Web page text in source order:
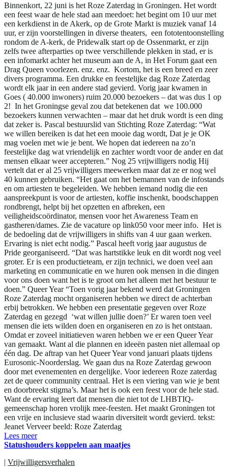
Binnenkort, 22 juni is het Roze Zaterdag in Groningen. Het wordt
een feest waar de hele stad aan meedoet: het begint om 10 uur met
een kerkdienst in de Akerk, op de Grote Markt is muziek vanaf 14
uur, er zijn voorstellingen in diverse theaters, een fototentoonstelling
rondom de A-kerk, de Pridewalk start op de Ossenmarkt, er zijn
zelfs twee afterparties op twee verschillende plekken in stad, er is
een infomarkt achter het museum aan de A, in Het Forum gaat een
Drag Queen voorlezen. enz. enz. Kortom, het is een breed en zeer
divers programma. Een drukke en feestelijke dag Roze Zaterdag
wordt elk jaar in een andere stad gevierd. Vorig jaar kwamen in
Goes ( 40.000 inwoners) ruim 20.000 bezoekers – dat was dus 1 op
2! In het Groningse geval zou dat betekenen dat we 100.000
bezoekers kunnen verwachten – maar dat het druk wordt is een ding
dat zeker is. Pascal bestuurslid van Stichting Roze Zaterdag: “Wat
we willen bereiken is dat het een mooie dag wordt, Dat je je OK
mag voelen met wie je bent. We hopen dat iedereen na zo’n
feestelijke dag wat vriendelijk en zachter wordt voor de ander en dat
mensen elkaar weer accepteren.” Nog 25 vrijwilligers nodig Hij
vertelt dat er al 25 vrijwilligers meewerken maar dat ze er nog wel
40 kunnen gebruiken. “Het gaat om het bemannen van de infostands
en om artiesten te begeleiden. We hebben iemand nodig die een
aanspreekpunt is voor de artiesten, koffie inschenkt, boodschappen
rondbrengt, helpt bij het opzetten en afbreken, een
veiligheidscoördinator, mensen voor het Awareness Team en
gastheren/dames. Zie de vacature op link050 voor meer info. Het is
de bedoeling dat de vrijwilligers in shifts van 4 uur gaan werken.
Ervaring is niet echt nodig.” Pascal heeft vorig jaar augustus de
Pride georganiseerd. “Dat was hartstikke leuk en dit wordt nog veel
groter. Er is een productieteam, er zijn technici, we doen veel aan
marketing en communicatie en we huren ook mensen in die dingen
voor ons doen want het is te groot om het alleen met het bestuur te
doen.” Queer Year “Toen vorig jaar bekend werd dat Groningen
Roze Zaterdag mocht organiseren hebben we direct de achterban
erbij betrokken. We hebben een presentatie gegeven over Roze
Zaterdag en gezegd ‘wat willen jullie doen?’ Er waren toen veel
mensen die iets wilden doen en organiseren en zo is het ontstaan.
Omdat er zoveel initiatieven waren hebben we er een Queer Year
van gemaakt. Want al die plannen en ideeën pasten niet allemaal op
één dag. De aftrap van het Queer Year vond januari plaats tijdens
Eurosonic-Noorderslag. We gaan dus na Roze Zaterdag gewoon
door met evenementen en dergelijke. Voor iedereen Roze zaterdag
zet de queer community centraal. Het is een viering van wie je bent
en doorbreekt stigma’s. Maar het is ook een feest voor de hele stad.
Want de ervaring leert dat mensen die niet tot de LHBTIQ-
gemeenschap horen vrolijk mee-feesten. Het maakt Groningen tot
een vrije en inclusieve stad waarin diversiteit wordt gevierd. tekst:
Jeanet Verveer beeld: Roze Zaterdag
Lees meer
Statushouders koppelen aan maatjes
| Vrijwilligersverhalen